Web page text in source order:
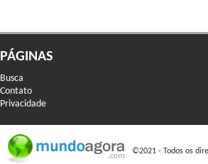
PÁGINAS
Busca
Contato
Privacidade
©2021 - Todos os